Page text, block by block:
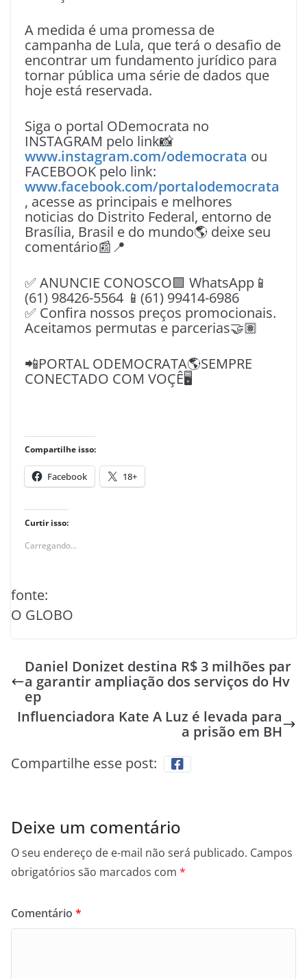
A medida é uma promessa de
campanha de Lula, que terá o desafio de
encontrar um fundamento jurídico para
tornar pública uma série de dados que
hoje está reservada.
Siga o portal ODemocrata no
INSTAGRAM pelo link📸
www.instagram.com/odemocrata ou
FACEBOOK pelo link:
www.facebook.com/portalodemocrata
, acesse as principais e melhores
noticias do Distrito Federal, entorno de
Brasília, Brasil e do mundo🌎 deixe seu
comentário📰📍
✅ ANUNCIE CONOSCO🟩 WhatsApp📱
(61) 98426-5564 📱(61) 99414-6986
✅ Confira nossos preços promocionais.
Aceitamos permutas e parcerias🤝🏽
📲PORTAL ODEMOCRATA🌎SEMPRE
CONECTADO COM VOÇÊ🖥️
Compartilhe isso:
Facebook 18+
Curtir isso:
Carregando...
fonte:
O GLOBO
Daniel Donizet destina R$ 3 milhões par
a garantir ampliação dos serviços do Hv
ep
Influenciadora Kate A Luz é levada para
a prisão em BH
Compartilhe esse post:
Deixe um comentário
O seu endereço de e-mail não será publicado. Campos
obrigatórios são marcados com *
Comentário *